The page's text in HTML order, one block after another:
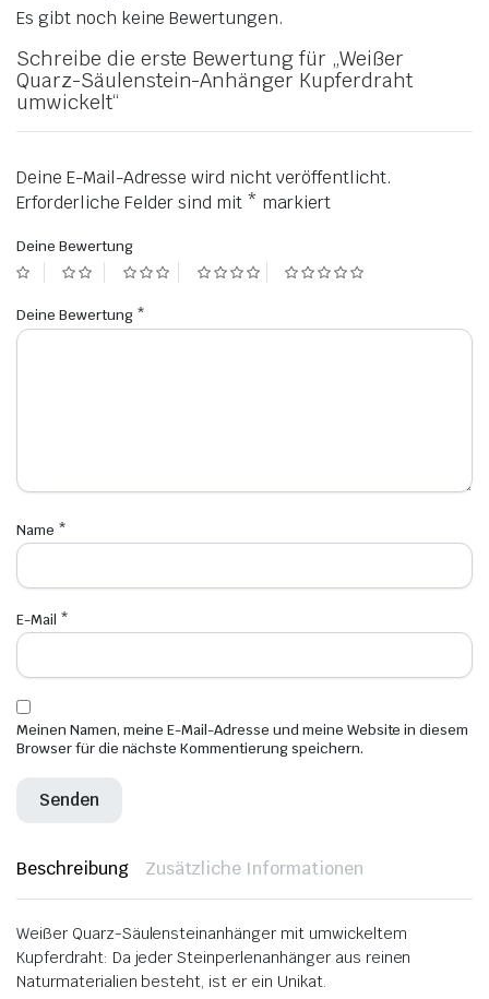
Es gibt noch keine Bewertungen.
Schreibe die erste Bewertung für „Weißer
Quarz-Säulenstein-Anhänger Kupferdraht
umwickelt“
Deine E-Mail-Adresse wird nicht veröffentlicht.
Erforderliche Felder sind mit * markiert
Deine Bewertung
Deine Bewertung *
Name *
E-Mail *
Meinen Namen, meine E-Mail-Adresse und meine Website in diesem
Browser für die nächste Kommentierung speichern.
Beschreibung Zusätzliche Informationen
Weißer Quarz-Säulensteinanhänger mit umwickeltem
Kupferdraht: Da jeder Steinperlenanhänger aus reinen
Naturmaterialien besteht, ist er ein Unikat.